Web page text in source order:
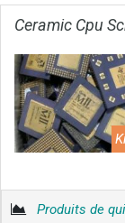
Ceramic Cpu
Produits de